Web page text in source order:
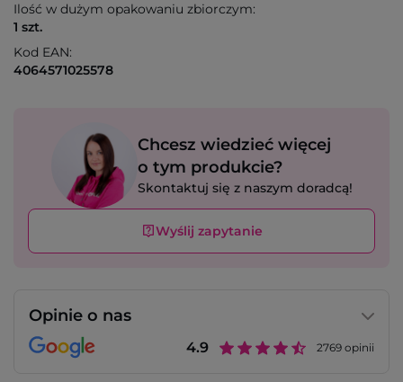
Ilość w dużym opakowaniu zbiorczym:
1 szt.
Kod EAN:
4064571025578
Chcesz wiedzieć więcej
o tym produkcie?
Skontaktuj się z naszym doradcą!
Wyślij zapytanie
Opinie o nas
4.9 2769 opinii